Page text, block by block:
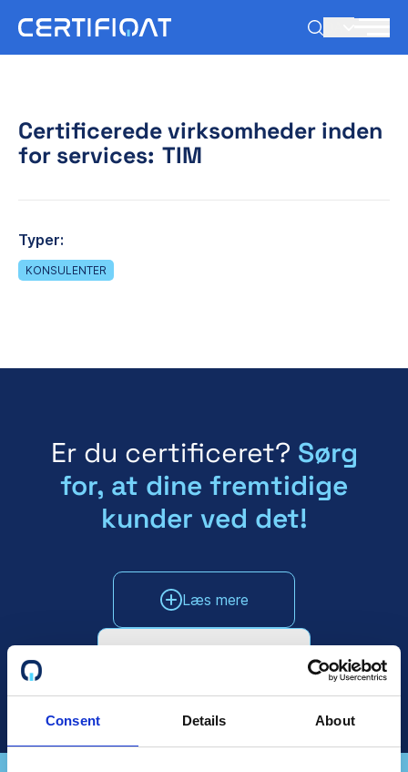
Consent Details About
Certificerede virksomheder inden
for services: TIM
Typer:
KONSULENTER
Er du certificeret? Sørg
for, at dine fremtidige
kunder ved det!
Læs mere